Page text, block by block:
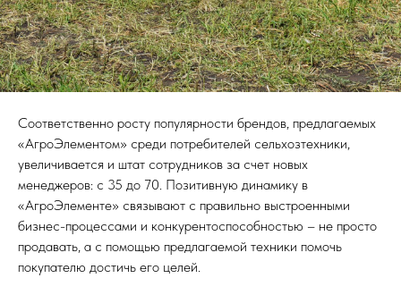
Соответственно росту популярности брендов, предлагаемых
«АгроЭлементом» среди потребителей сельхозтехники,
увеличивается и штат сотрудников за счет новых
менеджеров: с 35 до 70. Позитивную динамику в
«АгроЭлементе» связывают с правильно выстроенными
бизнес-процессами и конкурентоспособностью – не просто
продавать, а с помощью предлагаемой техники помочь
покупателю достичь его целей.